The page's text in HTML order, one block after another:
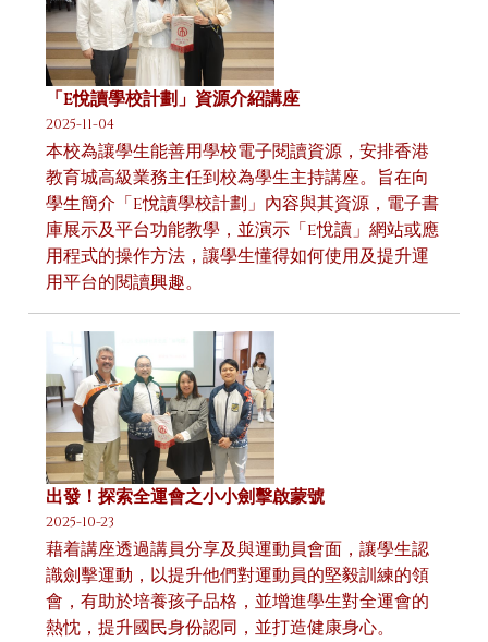
「e悅讀學校計劃」資源介紹講座
2025-11-04
本校為讓學生能善用學校電子閱讀資源，安排香港
教育城高級業務主任到校為學生主持講座。旨在向
學生簡介「e悅讀學校計劃」內容與其資源，電子書
庫展示及平台功能教學，並演示「e悅讀」網站或應
用程式的操作方法，讓學生懂得如何使用及提升運
用平台的閱讀興趣。
出發！探索全運會之小小劍擊啟蒙號
2025-10-23
藉着講座透過講員分享及與運動員會面，讓學生認
識劍擊運動，以提升他們對運動員的堅毅訓練的領
會，有助於培養孩子品格，並增進學生對全運會的
熱忱，提升國民身份認同，並打造健康身心。